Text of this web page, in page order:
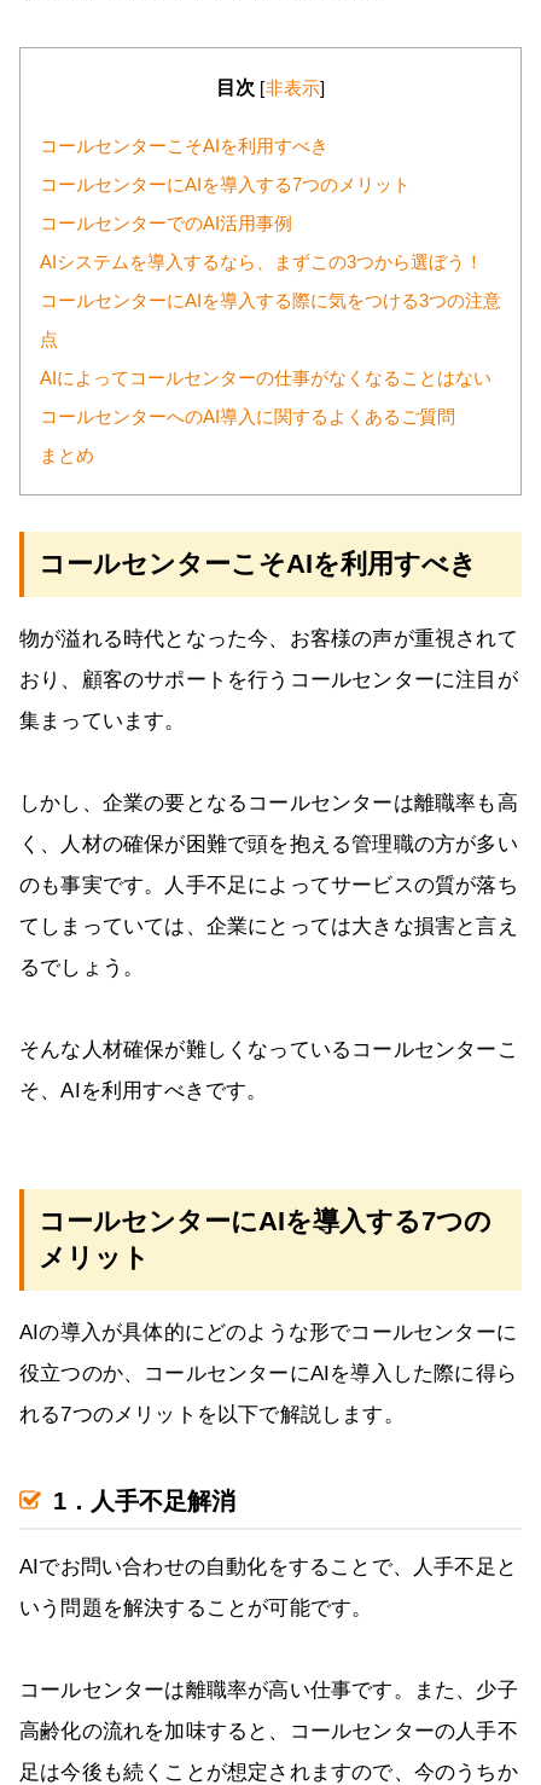
目次 [非表示]
コールセンターこそAIを利用すべき
コールセンターにAIを導入する7つのメリット
コールセンターでのAI活用事例
AIシステムを導入するなら、まずこの3つから選ぼう！
コールセンターにAIを導入する際に気をつける3つの注意
点
AIによってコールセンターの仕事がなくなることはない
コールセンターへのAI導入に関するよくあるご質問
まとめ
コールセンターこそAIを利用すべき
物が溢れる時代となった今、お客様の声が重視されて
おり、顧客のサポートを行うコールセンターに注目が
集まっています。
しかし、企業の要となるコールセンターは離職率も高
く、人材の確保が困難で頭を抱える管理職の方が多い
のも事実です。人手不足によってサービスの質が落ち
てしまっていては、企業にとっては大きな損害と言え
るでしょう。
そんな人材確保が難しくなっているコールセンターこ
そ、AIを利用すべきです。
コールセンターにAIを導入する7つの
メリット
AIの導入が具体的にどのような形でコールセンターに
役立つのか、コールセンターにAIを導入した際に得ら
れる7つのメリットを以下で解説します。
1．人手不足解消
AIでお問い合わせの自動化をすることで、人手不足と
いう問題を解決することが可能です。
コールセンターは離職率が高い仕事です。また、少子
高齢化の流れを加味すると、コールセンターの人手不
足は今後も続くことが想定されますので、今のうちか